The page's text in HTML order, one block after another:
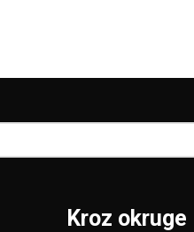
Kroz okruge